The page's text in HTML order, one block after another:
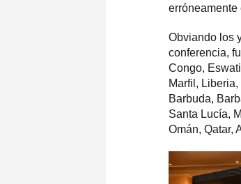
erróneamente
Obviando los
conferencia,
Congo,
Marfil,
Barbuda,
Santa Lucía,
Omán, Qatar,